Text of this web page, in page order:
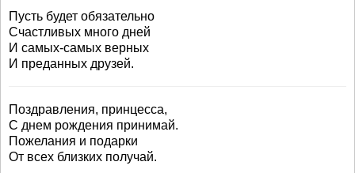
Пусть будет обязательно
Счастливых много дней
И самых-самых верных
И преданных друзей.
Поздравления, принцесса,
С днем рождения принимай.
Пожелания и подарки
От всех близких получай.